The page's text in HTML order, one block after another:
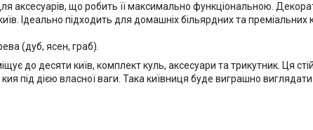
аксесуарів, що робить її максимально функціональною.
Ідеально підходить для домашніх більярдних та преміальних
(дуб, ясен, граб).
до десяти київ, комплект куль, аксесуари та трикутник. Ця
під дією власної ваги. Така київниця буде виграшно